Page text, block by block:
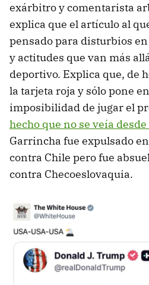
exárbitro y comentarista
explica que el artículo al
pensado para disturbios
y actitudes que van más
deportivo. Explica que, de
la tarjeta roja y sólo pone
imposibilidad de jugar el
hecho que no se veía
Garrincha fue expulsado
contra Chile pero fue
contra Checoeslovaquia.